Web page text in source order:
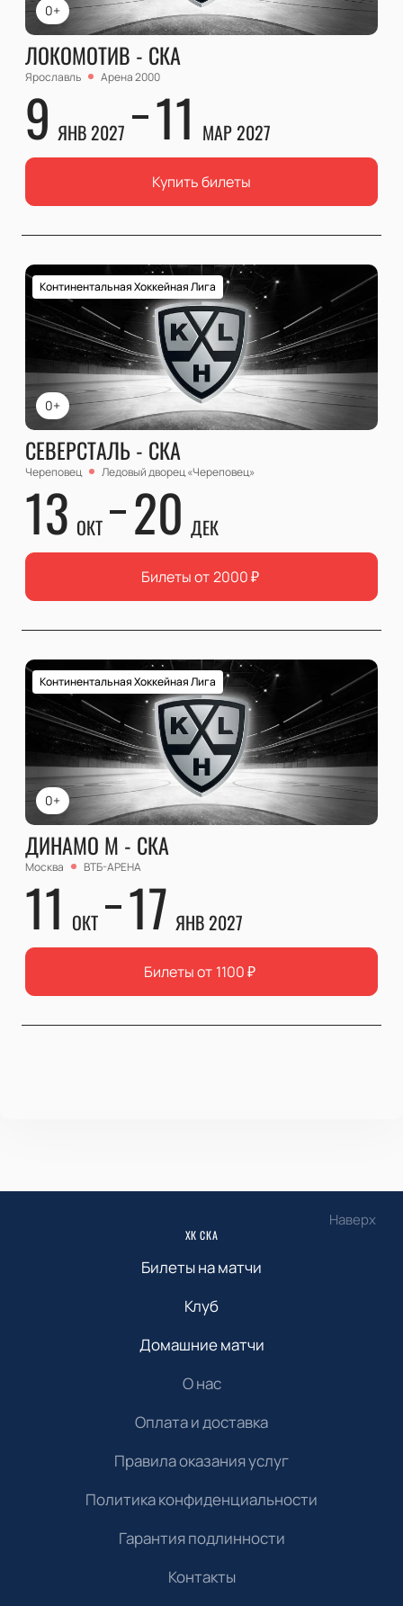
0+
ЛОКОМОТИВ - СКА
Ярославль Арена 2000
9 ЯНВ 2027 11 МАР 2027
Купить билеты
0+
Континентальная Хоккейная Лига
СЕВЕРСТАЛЬ - СКА
Череповец Ледовый дворец «Череповец»
13 ОКТ 20 ДЕК
Билеты от 2000₽
0+
Континентальная Хоккейная Лига
ДИНАМО М - СКА
Москва ВТБ-АРЕНА
11 ОКТ 17 ЯНВ 2027
Билеты от 1100₽
Наверх
ХК СКА
Билеты на матчи
Клуб
Домашние матчи
О нас
Оплата и доставка
Правила оказания услуг
Политика конфиденциальности
Гарантия подлинности
Контакты